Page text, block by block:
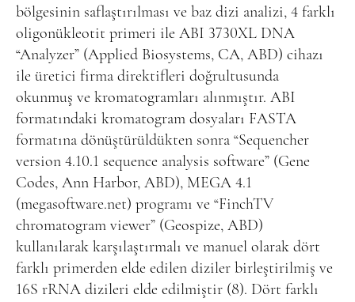
bölgesinin saflaştırılması ve baz dizi analizi, 4 farklı
oligonükleotit primeri ile ABI 3730XL DNA
“Analyzer” (Applied Biosystems, CA, ABD) cihazı
ile üretici firma direktifleri doğrultusunda
okunmuş ve kromatogramları alınmıştır. ABI
formatındaki kromatogram dosyaları FASTA
formatına dönüştürüldükten sonra “Sequencher
version 4.10.1 sequence analysis software” (Gene
Codes, Ann Harbor, ABD), MEGA 4.1
(megasoftware.net) programı ve “FinchTV
chromatogram viewer” (Geospize, ABD)
kullanılarak karşılaştırmalı ve manuel olarak dört
farklı primerden elde edilen diziler birleştirilmiş ve
16S rRNA dizileri elde edilmiştir (8). Dört farklı